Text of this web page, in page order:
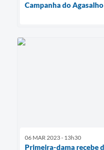
Campanha do
06 MAR 2023 - 13h30
Primeira-dama recebe